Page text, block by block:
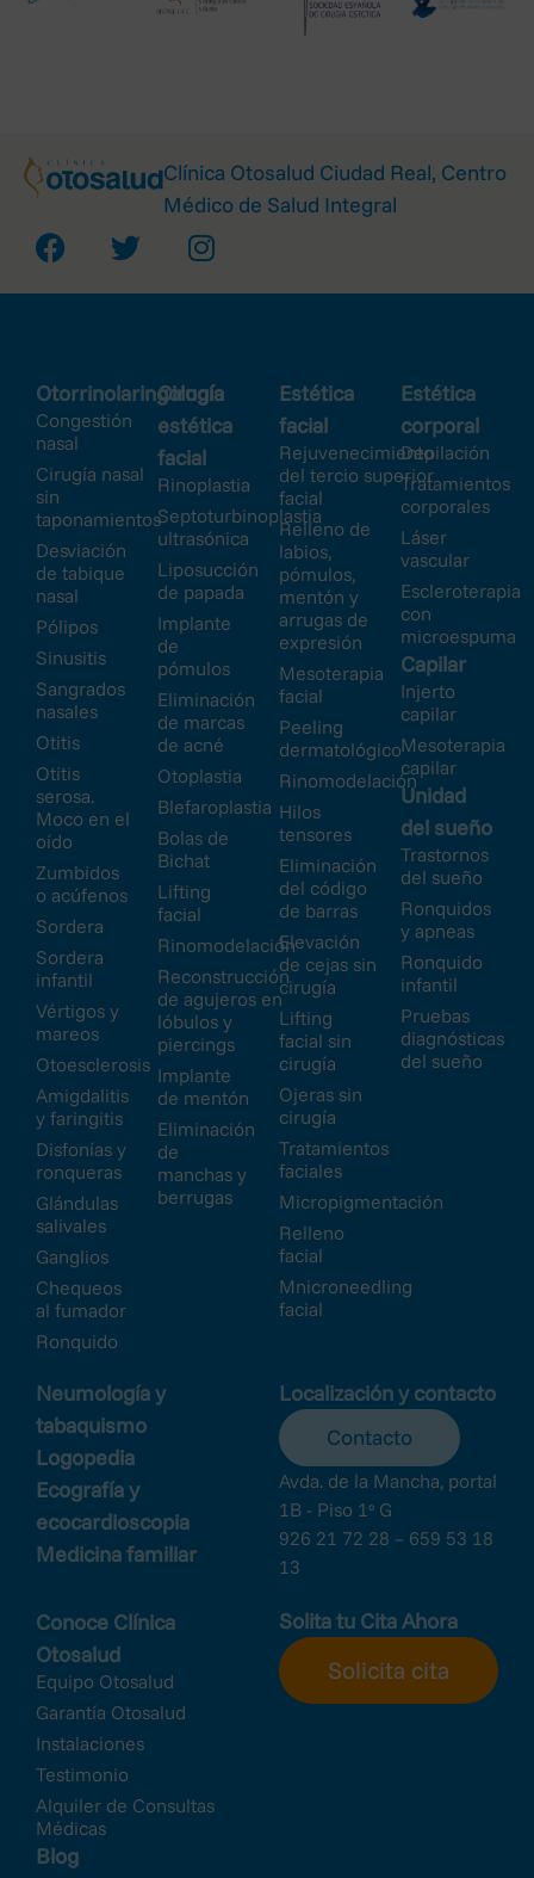
Clínica Otosalud Ciudad Real, Centro
Médico de Salud Integral
Otorrinolaringología
Congestión
nasal
Cirugía nasal
sin
taponamientos
Desviación
de tabique
nasal
Pólipos
Sinusitis
Sangrados
nasales
Otitis
Otitis
serosa.
Moco en el
oído
Zumbidos
o acúfenos
Sordera
Sordera
infantil
Vértigos y
mareos
Otoesclerosis
Amigdalitis
y faringitis
Disfonías y
ronqueras
Glándulas
salivales
Ganglios
Chequeos
al fumador
Ronquido
Cirugía
estética
facial
Rinoplastia
Septoturbinoplastia
ultrasónica
Liposucción
de papada
Implante
de
pómulos
Eliminación
de marcas
de acné
Otoplastia
Blefaroplastia
Bolas de
Bichat
Lifting
facial
Rinomodelación
Reconstrucción
de agujeros en
lóbulos y
piercings
Implante
de mentón
Eliminación
de
manchas y
berrugas
Estética
facial
Rejuvenecimiento
del tercio superior
facial
Relleno de
labios,
pómulos,
mentón y
arrugas de
expresión
Mesoterapia
facial
Peeling
dermatológico
Rinomodelación
Hilos
tensores
Eliminación
del código
de barras
Elevación
de cejas sin
cirugía
Lifting
facial sin
cirugía
Ojeras sin
cirugía
Tratamientos
faciales
Micropigmentación
Relleno
facial
Mnicroneedling
facial
Estética
corporal
Depilación
Tratamientos
corporales
Láser
vascular
Escleroterapia
con
microespuma
Capilar
Injerto
capilar
Mesoterapia
capilar
Unidad
del sueño
Trastornos
del sueño
Ronquidos
y apneas
Ronquido
infantil
Pruebas
diagnósticas
del sueño
Neumología y
tabaquismo
Logopedia
Ecografía y
ecocardioscopia
Medicina familiar
Conoce Clínica
Otosalud
Equipo Otosalud
Garantía Otosalud
Instalaciones
Testimonio
Alquiler de Consultas
Médicas
Blog
Localización y contacto
Contacto
Avda. de la Mancha, portal
1B - Piso 1º G
926 21 72 28 – 659 53 18
13
Solita tu Cita Ahora
Solicita cita